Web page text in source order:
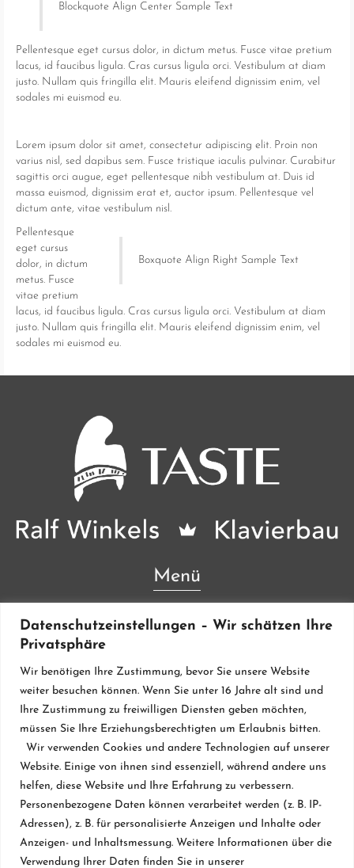
Datenschutzeinstellungen – Wir schätzen Ihre
Privatsphäre
Wir benötigen Ihre Zustimmung, bevor Sie unsere Website
weiter besuchen können. Wenn Sie unter 16 Jahre alt sind und
Ihre Zustimmung zu freiwilligen Diensten geben möchten,
müssen Sie Ihre Erziehungsberechtigten um Erlaubnis bitten.
Wir verwenden Cookies und andere Technologien auf unserer
Website. Einige von ihnen sind essenziell, während andere uns
helfen, diese Website und Ihre Erfahrung zu verbessern.
Personenbezogene Daten können verarbeitet werden (z. B. IP-
Adressen), z. B. für personalisierte Anzeigen und Inhalte oder
Anzeigen- und Inhaltsmessung. Weitere Informationen über die
Verwendung Ihrer Daten finden Sie in unserer
Blockquote Align Center Sample Text
Pellentesque eget cursus dolor, in dictum metus. Fusce vitae pretium
lacus, id faucibus ligula. Cras cursus ligula orci. Vestibulum at diam
justo. Nullam quis fringilla elit. Mauris eleifend dignissim enim, vel
sodales mi euismod eu.
Lorem ipsum dolor sit amet, consectetur adipiscing elit. Proin non
varius nisl, sed dapibus sem. Fusce tristique iaculis pulvinar. Curabitur
sagittis orci augue, eget pellentesque nibh vestibulum at. Duis id
massa euismod, dignissim erat et, auctor ipsum. Pellentesque vel
dictum ante, vitae vestibulum nisl.
Boxquote Align Right Sample Text
Pellentesque
eget cursus
dolor, in dictum
metus. Fusce
vitae pretium
lacus, id faucibus ligula. Cras cursus ligula orci. Vestibulum at diam
justo. Nullam quis fringilla elit. Mauris eleifend dignissim enim, vel
sodales mi euismod eu.
Menü
Lieferanten & Material
Werkstatt
Klavierstimmung
Flügel & Pianos
Restaurierung
Vermietung
Klavierbau seit 1984
Datenschutzerklärung